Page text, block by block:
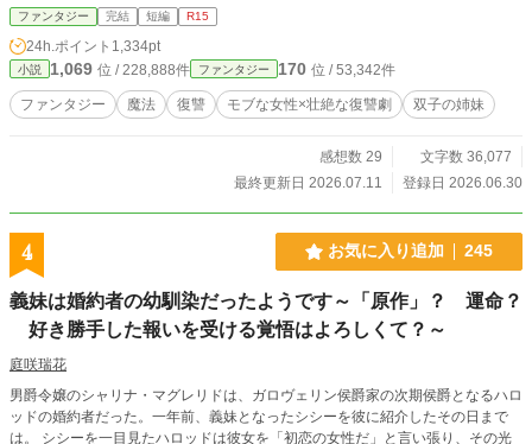
す。 ※他の投稿サイトにも掲載しています。 ※11話修
正、12話追加しました。* 【第1回新エンタメ小説大賞】にエ
ントリー中です。
ファンタジー 完結 短編 R15
24h.ポイント 1,334pt
小説 1,069 位 / 228,888件 ファンタジー 170 位 / 53,342件
ファンタジー 魔法 復讐 モブな女性×壮絶な復讐劇 双子の姉妹
感想数 29
文字数 36,077
最終更新日 2026.07.11
登録日 2026.06.30
4 お気に入り追加 245
義妹は婚約者の幼馴染だったようです～「原作」？ 運命？
好き勝手した報いを受ける覚悟はよろしくて？～
庭咲瑞花
男爵令嬢のシャリナ・マグレリドは、ガロヴェリン侯爵家の次期侯爵となるハロ
ッドの婚約者だった。一年前、義妹となったシシーを彼に紹介したその日まで
は。 シシーを一目見たハロッドは彼女を「初恋の女性だ」と言い張り、その光